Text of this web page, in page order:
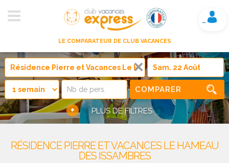
LE COMPARATEUR DE CLUB VACANCES
Mon compte
COMPARER
+ PLUS DE FILTRES
RÉSIDENCE PIERRE ET VACANCES LE HAMEAU
DES ISSAMBRES